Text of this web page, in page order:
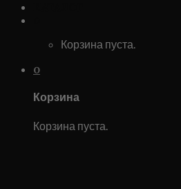
Корзина пуста.
0
Корзина
Корзина пуста.